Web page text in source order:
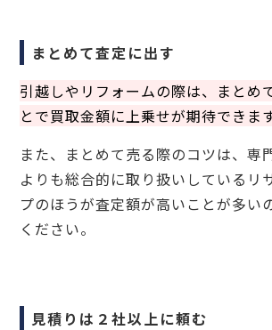
まとめて査定に出す
引越しやリフォームの際は、まとめ
とで買取金額に上乗せが期待できま
また、まとめて売る際のコツは、専
よりも総合的に取り扱いしているリ
プのほうが査定額が高いことが多い
ください。
見積りは２社以上に頼む